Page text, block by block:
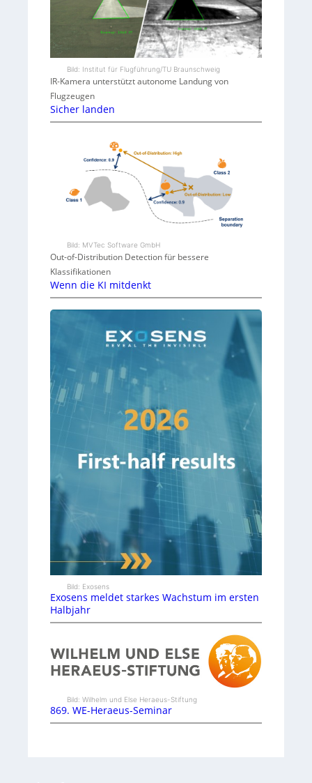
Bild: Institut für Flugführung/TU Braunschweig
IR-Kamera unterstützt autonome Landung von
Flugzeugen
Sicher landen
Bild: MVTec Software GmbH
Out-of-Distribution Detection für bessere
Klassifikationen
Wenn die KI mitdenkt
Bild: Exosens
Exosens meldet starkes Wachstum im ersten
Halbjahr
Bild: Wilhelm und Else Heraeus-Stiftung
869. WE-Heraeus-Seminar